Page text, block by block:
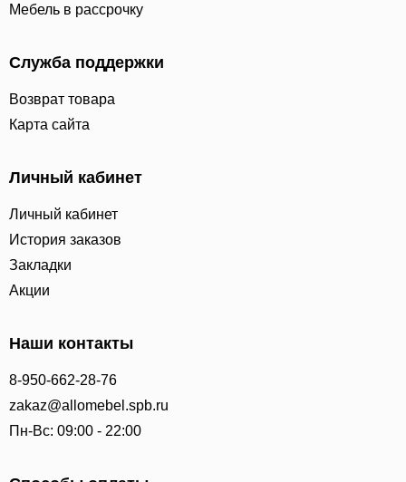
Мебель в рассрочку
Служба поддержки
Возврат товара
Карта сайта
Личный кабинет
Личный кабинет
История заказов
Закладки
Акции
Наши контакты
8-950-662-28-76
zakaz@allomebel.spb.ru
Пн-Вс: 09:00 - 22:00